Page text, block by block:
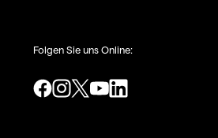
Folgen Sie uns Online: